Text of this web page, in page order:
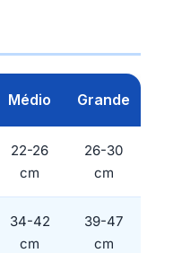
Médio Grande
22-26
cm
26-30
cm
34-42
cm
39-47
cm